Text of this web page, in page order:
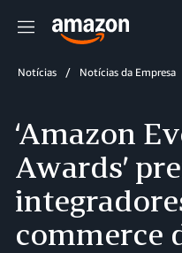
Menu
Notícias Notícias da Empresa
‘Amazon
Awards’
commerce